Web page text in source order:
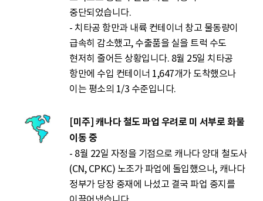
중단되었습니다.
- 치타공 항만과 내륙 컨테이너 창고 물동량이
급속히 감소했고, 수출품을 실을 트럭 수도
현저히 줄어든 상황입니다. 8월 25일 치타공
항만에 수입 컨테이너 1,647개가 도착했으나
이는 평소의 1/3 수준입니다.
[미주] 캐나다 철도 파업 우려로 미 서부로 화물
이동 중
- 8월 22일 자정을 기점으로 캐나다 양대 철도사
(CN, CPKC) 노조가 파업에 돌입했으나, 캐나다
정부가 당장 중재에 나섰고 결국 파업 중지를